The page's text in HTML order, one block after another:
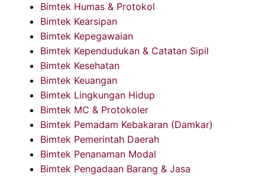
Bimtek Humas & Protokol
Bimtek Kearsipan
Bimtek Kepegawaian
Bimtek Kependudukan & Catatan Sipil
Bimtek Kesehatan
Bimtek Keuangan
Bimtek Lingkungan Hidup
Bimtek MC & Protokoler
Bimtek Pemadam Kebakaran (Damkar)
Bimtek Pemerintah Daerah
Bimtek Penanaman Modal
Bimtek Pengadaan Barang & Jasa